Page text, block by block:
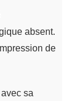
absent.
de
sa